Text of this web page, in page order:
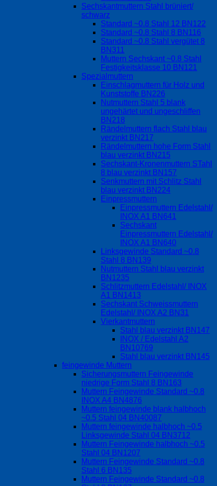
Sechskantmuttern Stahl brüniert/
schwarz
Standard ~0.8 Stahl 12 BN122
Standard ~0.8 Stahl 8 BN116
Standard ~0.8 Stahl vergütet 8
BN311
Muttern Sechskant ~0.8 Stahl
Festigkeitsklasse 10 BN121
Spezialmuttern
Einschlagmuttern für Holz und
Kunststoffe BN226
Nutmuttern Stahl 5 blank
ungehärtet und ungeschliffen
BN218
Rändelmuttern flach Stahl blau
verzinkt BN217
Rändelmuttern hohe Form Stahl
blau verzinkt BN215
Sechskant-Kronenmuttern STahl
8 blau verzinkt BN157
Senkmuttern mit Schlitz Stahl
blau verzinkt BN224
Einpressmuttern
Einpressmuttern Edelstahl/
INOX A1 BN641
Sechskant
Einpressmuttern Edelstahl/
INOX A1 BN640
Linksgewinde Standard ~0.8
Stahl 8 BN139
Nutmuttern Stahl blau verzinkt
BN1235
Schlitzmuttern Edelstahl/ INOX
A1 BN1413
Sechskant Schweissmuttern
Edelstahl/ INOX A2 BN31
Vierkantmuttern
Stahl blau verzinkt BN147
INOX / Edelstahl A2
BN10769
Stahl blau verzinkt BN145
feingewinde Muttern
Sicherungsmuttern Feingewinde
niedrige Form Stahl 8 BN163
Muttern Feingewinde Standard ~0.8
INOX A4 BN4876
Muttern feingewinde blank halbhoch
~0.5 Stahl 04 BN40087
Muttern feingewinde halbhoch ~0.5
Linksgewinde Stahl 04 BN3712
Muttern Feingewinde halbhoch ~0.5
Stahl 04 BN1207
Muttern Feingewinde Standard ~0.8
Stahl 6 BN135
Muttern Feingewinde Standard ~0.8